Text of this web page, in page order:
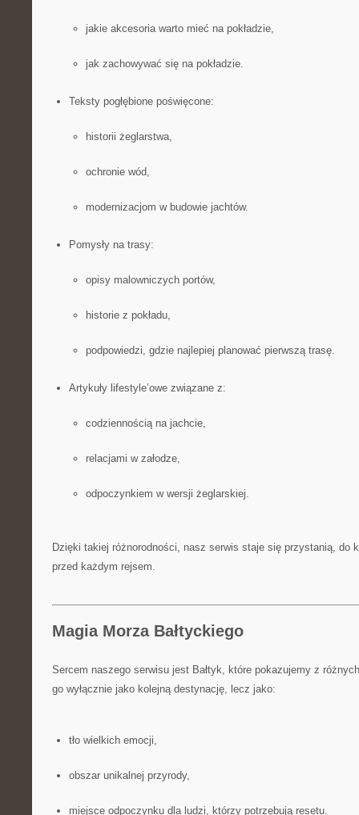
jakie akcesoria warto mieć na pokładzie,
jak zachowywać się na pokładzie.
Teksty pogłębione poświęcone:
historii żeglarstwa,
ochronie wód,
modernizacjom w budowie jachtów.
Pomysły na trasy:
opisy malowniczych portów,
historie z pokładu,
podpowiedzi, gdzie najlepiej planować pierwszą trasę.
Artykuły lifestyle’owe związane z:
codziennością na jachcie,
relacjami w załodze,
odpoczynkiem w wersji żeglarskiej.
Dzięki takiej różnorodności, nasz serwis staje się przystanią, do
przed każdym rejsem.
Magia Morza Bałtyckiego
Sercem naszego serwisu jest Bałtyk, które pokazujemy z
go wyłącznie jako kolejną destynację, lecz jako:
tło wielkich emocji,
obszar unikalnej przyrody,
miejsce odpoczynku dla ludzi, którzy potrzebują resetu.